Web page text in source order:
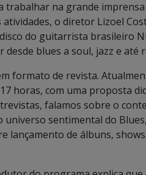
trabalhar na grande
atividades, o diretor Lizoel
do guitarrista brasileiro
blues a soul, jazz e até
formato de revista.
horas, com uma proposta
falamos sobre o
universo sentimental do
lançamento de álbuns,